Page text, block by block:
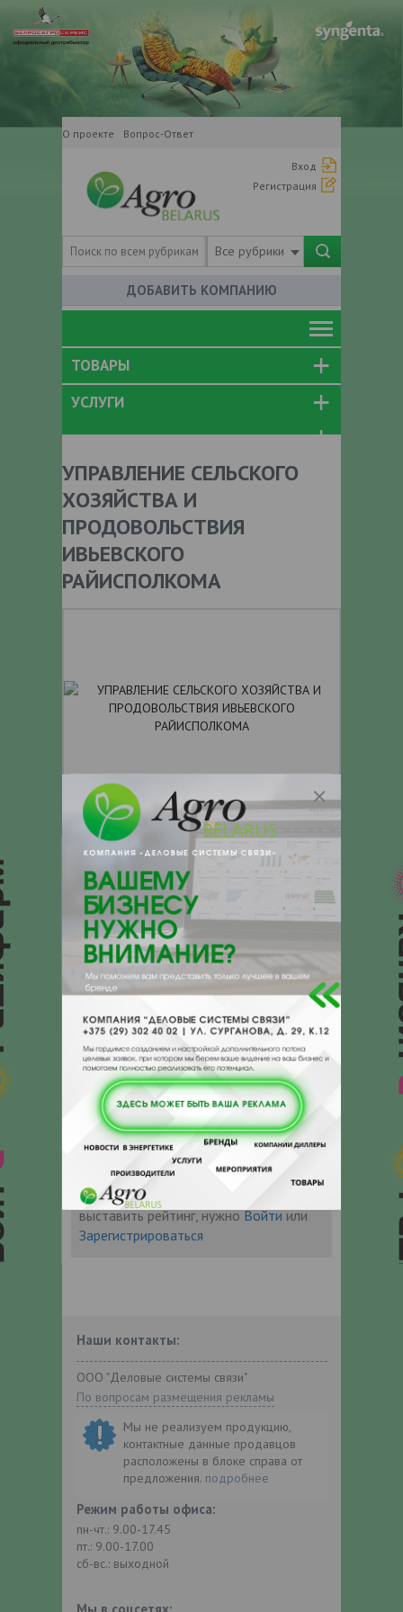
О проекте Вопрос-Ответ
Вход
Регистрация
Все рубрики
ДОБАВИТЬ КОМПАНИЮ
ТОВАРЫ
УСЛУГИ
УПРАВЛЕНИЕ СЕЛЬСКОГО
ХОЗЯЙСТВА И
ПРОДОВОЛЬСТВИЯ
ИВЬЕВСКОГО
РАЙИСПОЛКОМА
+ 375Показать телефоны
e-mail:a:2:{s:5:"VALUE";a:0:
{}s:11:"DESCRIPTION";a:0:{}}
231337, , , , г.Ивье, Гродненской обл.,
пл.Комсомольская, 1
Отзывы Еще
Отзывы
Чтобы оставить комментарий или
выставить рейтинг, нужноВойтиили
Зарегистрироваться
Наши контакты:
ООО "Деловые системы связи"
По вопросам размещения рекламы
Мы не реализуем продукцию,
контактные данные продавцов
расположены в блоке справа от
предложения. подробнее
Режим работы офиса:
пн-чт.: 9.00-17.45
пт.: 9.00-17.00
сб-вс.: выходной